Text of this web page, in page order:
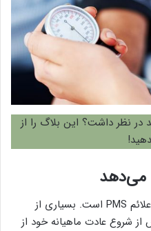
در نظر داشت؟ این بلاگ را از
کاهش علائم PMS است. بسیاری از
از شروع عادت ماهیانه خود از